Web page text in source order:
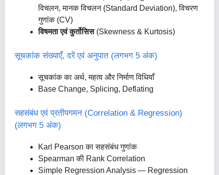
विचलन, मानक विचलन (Standard Deviation), विचरण
गुणांक (CV)
विषमता एवं कुर्तोसिस(Skewness & Kurtosis)
सूचकांक संख्याएँ, दरें एवं अनुपात (लगभग 5 अंक)
सूचकांक का अर्थ, महत्व और निर्माण विधियाँ
Base Change, Splicing, Deflating
सहसंबंध एवं प्रतीपगमन (Correlation & Regression)
(लगभग 5 अंक)
Karl Pearson का सहसंबंध गुणांक
Spearman की Rank Correlation
Simple Regression Analysis — Regression